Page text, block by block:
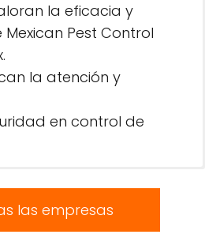
la eficacia y
Pest Control
la atención y
en control de
las empresas